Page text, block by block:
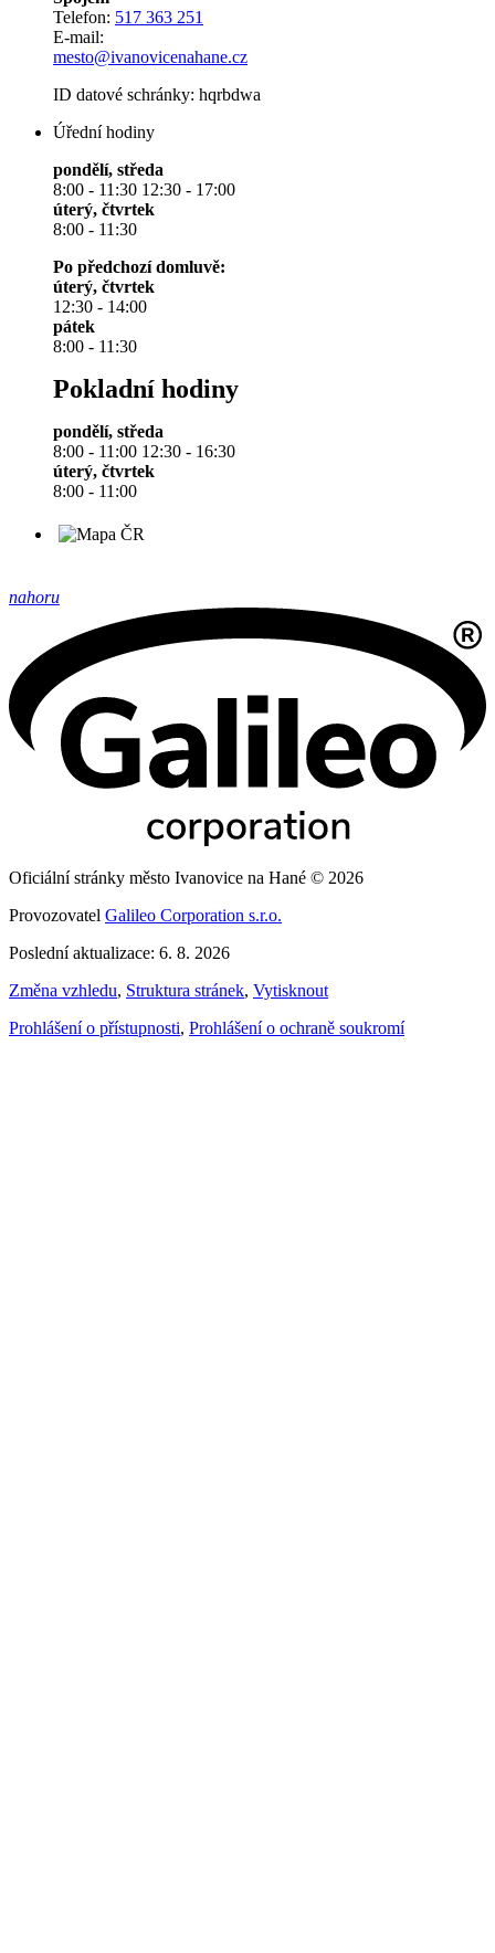
Telefon: 517 363 251
E-mail:
mesto@ivanovicenahane.cz
ID datové schránky: hqrbdwa
Úřední hodiny
pondělí, středa
8:00 - 11:30 12:30 - 17:00
úterý, čtvrtek
8:00 - 11:30
Po předchozí domluvě:
úterý, čtvrtek
12:30 - 14:00
pátek
8:00 - 11:30
Pokladní hodiny
pondělí, středa
8:00 - 11:00 12:30 - 16:30
úterý, čtvrtek
8:00 - 11:00
nahoru
Oficiální stránky město Ivanovice na Hané © 2026
Provozovatel Galileo Corporation s.r.o.
Poslední aktualizace: 6. 8. 2026
Změna vzhledu, Struktura stránek, Vytisknout
Prohlášení o přístupnosti, Prohlášení o ochraně soukromí